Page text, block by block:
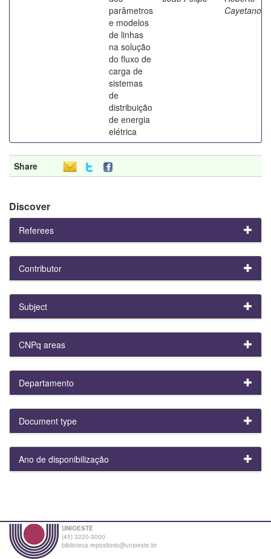
parâmetros
e modelos
de linhas
na solução
do fluxo de
carga de
sistemas
de
distribuição
de energia
elétrica
Cayetano
Share
Discover
Referees
Contributor
Subject
CNPq areas
Departamento
Document type
Ano de disponibilização
UNIOESTE
(45) 3220-3000
biblioteca.repositorio@unioeste.br